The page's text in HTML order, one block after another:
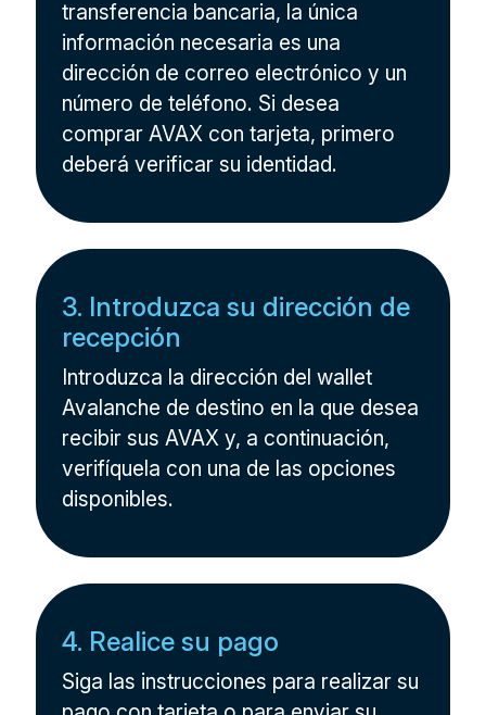
transferencia bancaria, la única
información necesaria es una
dirección de correo electrónico y un
número de teléfono. Si desea
comprar AVAX con tarjeta, primero
deberá verificar su identidad.
3. Introduzca su dirección de
recepción
Introduzca la dirección del wallet
Avalanche de destino en la que desea
recibir sus AVAX y, a continuación,
verifíquela con una de las opciones
disponibles.
4. Realice su pago
Siga las instrucciones para realizar su